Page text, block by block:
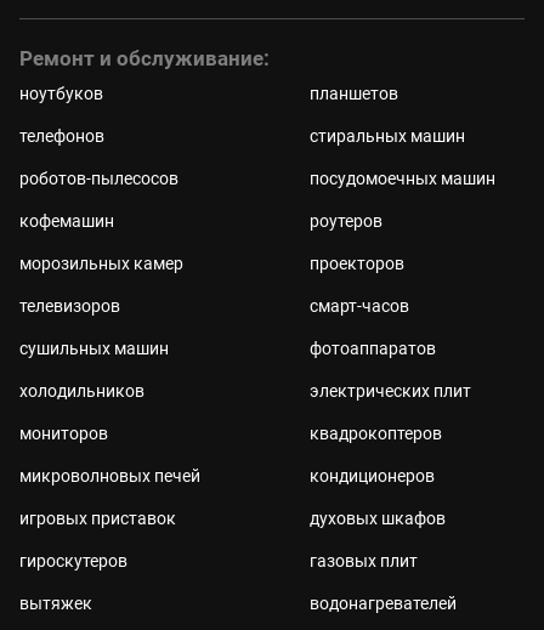
Ремонт и обслуживание:
ноутбуков планшетов
телефонов стиральных машин
роботов-пылесосов посудомоечных машин
кофемашин роутеров
морозильных камер проекторов
телевизоров смарт-часов
сушильных машин фотоаппаратов
холодильников электрических плит
мониторов квадрокоптеров
микроволновых печей кондиционеров
игровых приставок духовых шкафов
гироскутеров газовых плит
вытяжек водонагревателей